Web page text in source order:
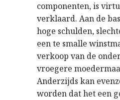
componenten, is
verklaard. Aan de
hoge schulden,
een te smalle
verkoop van de
vroegere
Anderzijds kan
worden dat het een